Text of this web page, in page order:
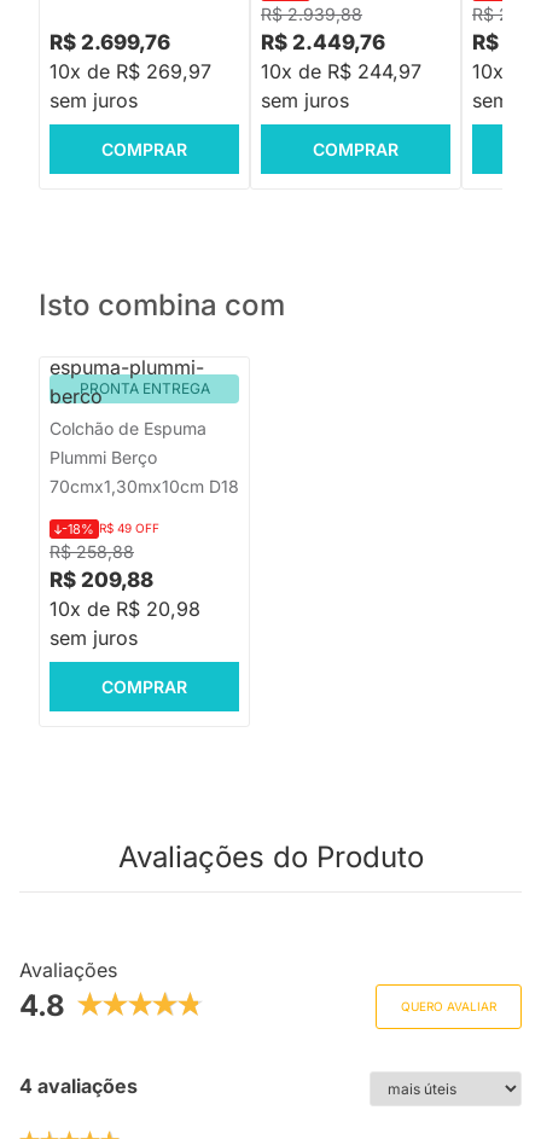
R$ 2.699,76
10x de R$ 269,97
sem juros
COMPRAR
R$ 2.939,88
R$ 2.449,76
10x de R$ 244,97
sem juros
COMPRAR
R$
R$
10x de
sem
Isto combina com
PRONTA ENTREGA
Colchão de Espuma
Plummi Berço
70cmx1,30mx10cm D18
R$ 258,88
-18% R$ 49 OFF
R$ 209,88
10x de R$ 20,98
sem juros
COMPRAR
Avaliações do Produto
Avaliações
4.8 QUERO AVALIAR
4 avaliações